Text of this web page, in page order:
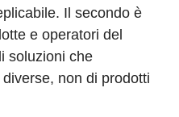
Il secondo è
e operatori del
soluzioni che
non di prodotti